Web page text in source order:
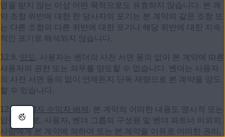
명을 받지 않는 이상 어떤 목적으로도 유효하지 않습니다. 본 계
약 조항 위반에 대한 한 당사자의 포기는 본 계약의 같은 조항 또
는 다른 조항의 다른 위반에 대한 포기나 해당 위반에 대한 지속
적인 포기로 해석되지 않습니다.
12.9. 양도
. 사용자는 벤더의 사전 서면 동의 없이 본 계약에 따른
사용자의 권한 또는 의무를 양도할 수 없습니다. 벤더는 사용자
의 사전 서면 동의 없이 언제든지 단독 재량으로 본 계약을 양도
할 수 있습니다.
12.10. 제3자 수익자 배제 . 본 계약의 어떠한 내용도 명시적 또는
암묵적으로, 사용자, 벤더 그룹의 구성원 및 벤더 파트너 이외의
사람에게 본 계약에 의하여 또는 본 계약을 이유로 어떠한 권리,